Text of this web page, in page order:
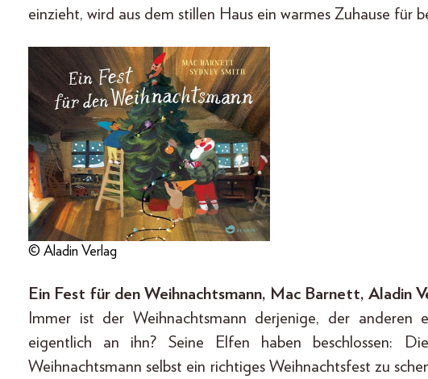
einzieht, wird aus dem stillen Haus ein warmes Zuhause für
© Aladin Verlag
Ein Fest für den Weihnachtsmann, Mac Barnett, Aladin
Immer ist der Weihnachtsmann derjenige, der
eigentlich an ihn? Seine Elfen haben beschlossen:
Weihnachtsmann selbst ein richtiges Weihnachtsfest zu